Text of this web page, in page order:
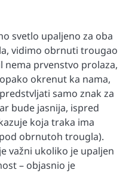
svetlo upaljeno za oba
vidimo obrnuti trougao
nema prvenstvo prolaza,
okrenut ka nama,
samo znak za
bude jasnija, ispred
koja traka ima
obrnutoh trougla).
važni ukoliko je upaljen
– objasnio je